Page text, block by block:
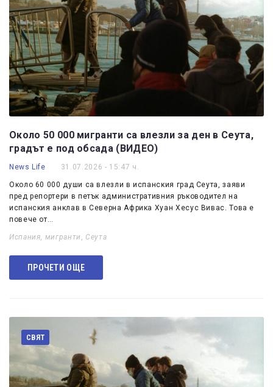
Около 50 000 мигранти са влезли за ден в Сеута,
градът е под обсада (ВИДЕО)
News Life 31.07.2026 - 15:47 ч.
Около 60 000 души са влезли в испанския град Сеута, заяви
пред репортери в петък административния ръководител на
испанския анклав в Северна Африка Хуан Хесус Вивас. Това е
повече от…
Испания, мигранти , Сеута
ПРОЧЕТИ ОЩЕ
СВЯТ